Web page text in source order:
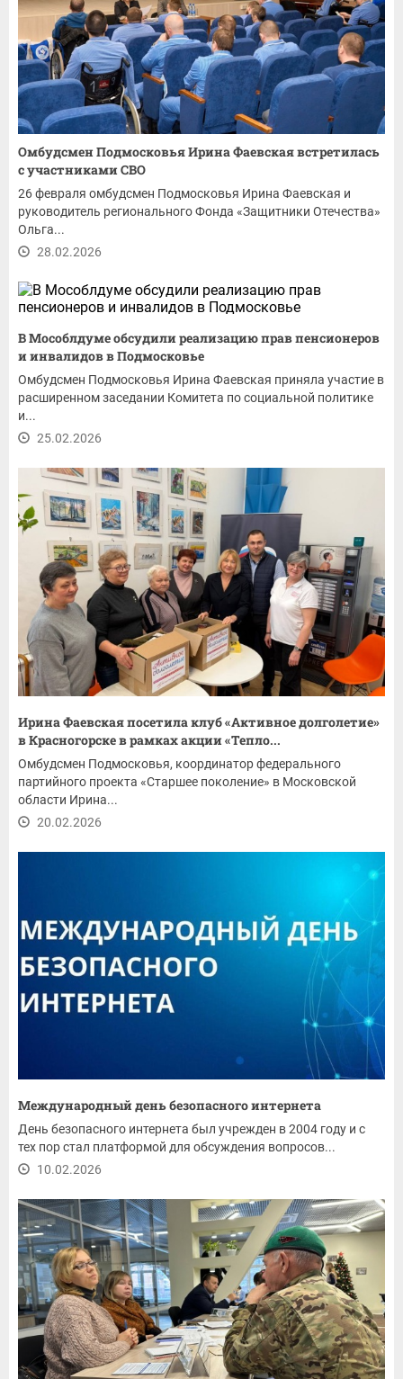
Омбудсмен Подмосковья Ирина Фаевская встретилась
с участниками СВО
26 февраля омбудсмен Подмосковья Ирина Фаевская и
руководитель регионального Фонда «Защитники Отечества»
Ольга...
28.02.2026
В Мособлдуме обсудили реализацию прав пенсионеров
и инвалидов в Подмосковье
Омбудсмен Подмосковья Ирина Фаевская приняла участие в
расширенном заседании Комитета по социальной политике
и...
25.02.2026
Ирина Фаевская посетила клуб «Активное долголетие»
в Красногорске в рамках акции «Тепло...
Омбудсмен Подмосковья, координатор федерального
партийного проекта «Старшее поколение» в Московской
области Ирина...
20.02.2026
Международный день безопасного интернета
День безопасного интернета был учрежден в 2004 году и с
тех пор стал платформой для обсуждения вопросов...
10.02.2026